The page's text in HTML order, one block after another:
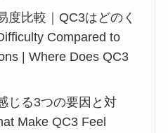
度比較｜QC3はどのく
Compared to
| Where Does QC3
じる3つの要因と対
Make QC3 Feel